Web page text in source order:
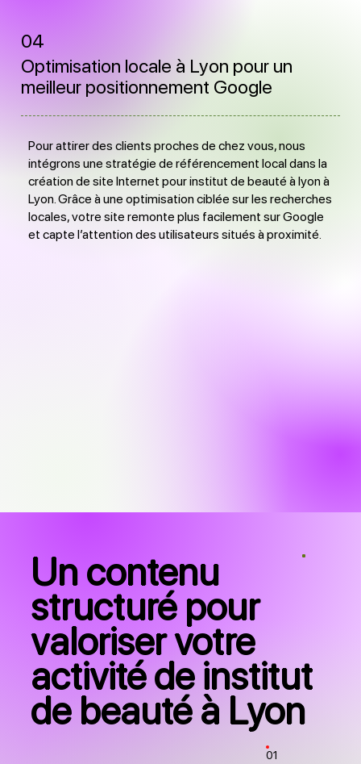
04
Optimisation locale à Lyon pour un
meilleur positionnement Google
Pour attirer des clients proches de chez vous, nous
intégrons une stratégie de référencement local dans la
création de site Internet pour institut de beauté à lyon à
Lyon. Grâce à une optimisation ciblée sur les recherches
locales, votre site remonte plus facilement sur Google
et capte l’attention des utilisateurs situés à proximité.
Un contenu
structuré pour
valoriser votre
activité de institut
de beauté à Lyon
01